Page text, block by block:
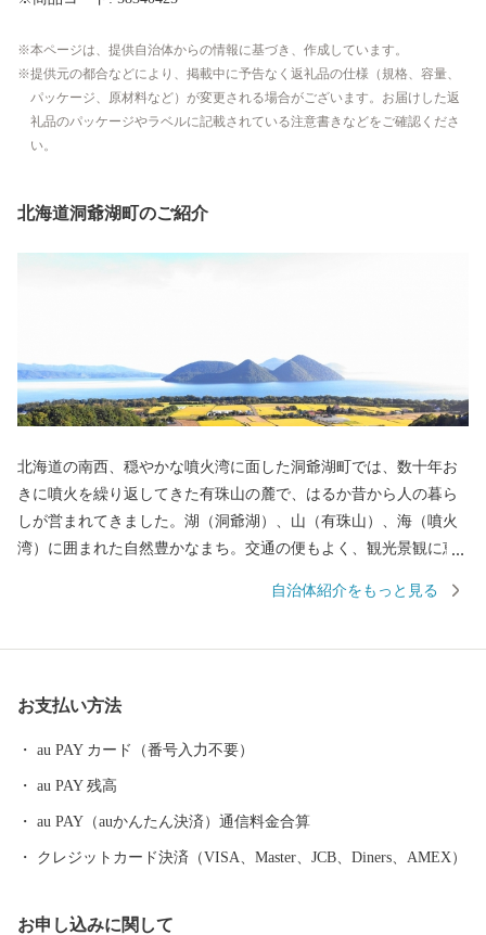
本ページは、提供自治体からの情報に基づき、作成しています。
提供元の都合などにより、掲載中に予告なく返礼品の仕様（規格、容量、
パッケージ、原材料など）が変更される場合がございます。お届けした返
礼品のパッケージやラベルに記載されている注意書きなどをご確認くださ
い。
北海道洞爺湖町のご紹介
北海道の南西、穏やかな噴火湾に面した洞爺湖町では、数十年お
きに噴火を繰り返してきた有珠山の麓で、はるか昔から人の暮ら
しが営まれてきました。湖（洞爺湖）、山（有珠山）、海（噴火
湾）に囲まれた自然豊かなまち。交通の便もよく、観光景観に恵
て、火山が作り出した雄大な景観と、その特徴を巧みに生かして
地・洞爺湖町から、「大地（ジオ）の恵み」をお届けします。
自治体紹介をもっと見る
お支払い方法
au PAY カード（番号入力不要）
au PAY 残高
au PAY（auかんたん決済）通信料金合算
クレジットカード決済（VISA、Master、JCB、Diners、AMEX）
お申し込みに関して